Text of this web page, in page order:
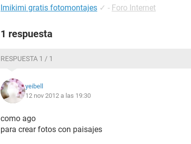
Imikimi gratis fotomontajes ✓ - Foro Internet
1 respuesta
RESPUESTA 1 / 1
yeibell
12 nov 2012 a las 19:30
como ago
para crear fotos con paisajes